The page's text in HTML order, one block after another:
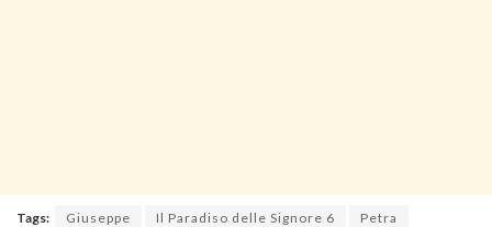
Tags: Giuseppe Il Paradiso delle Signore 6 Petra